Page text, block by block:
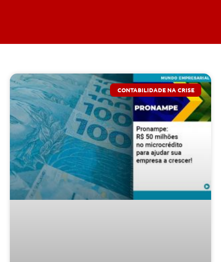
CONTABILIDADE NA CRISE